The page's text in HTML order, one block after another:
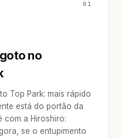
01
no
Top Park: mais rápido
está do portão da
com a Hiroshiro:
se o entupimento